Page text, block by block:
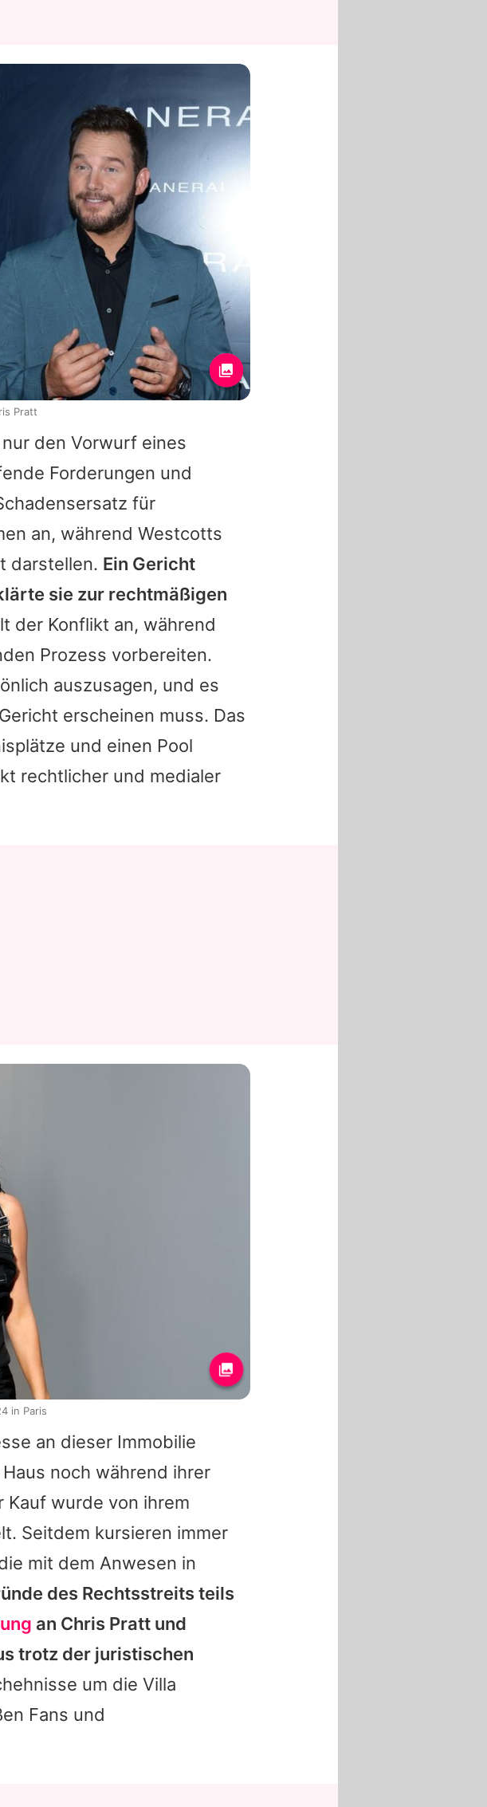
den Vorwurf eines
Forderungen und
für
an, während Westcotts
darstellen. Ein Gericht
sie zur rechtmäßigen
der Konflikt an, während
Prozess vorbereiten.
auszusagen, und es
erscheinen muss. Das
und einen Pool
rechtlicher und medialer
an dieser Immobilie
noch während ihrer
Kauf wurde von ihrem
Seitdem kursieren immer
mit dem Anwesen in
des Rechtsstreits teils
an Chris Pratt und
trotz der juristischen
um die Villa
Fans und
Pratt
in Paris